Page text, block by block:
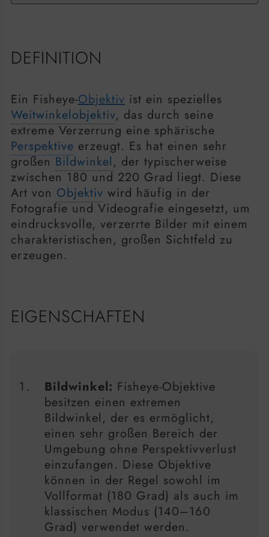
DEFINITION
Ein Fisheye-Objektiv ist ein spezielles
Weitwinkelobjektiv, das durch seine
extreme Verzerrung eine sphärische
Perspektive erzeugt. Es hat einen sehr
großenBildwinkel, der typischerweise
zwischen 180 und 220 Grad liegt. Diese
Art von Objektiv wird häufig in der
Fotografie und Videografie eingesetzt, um
eindrucksvolle, verzerrte Bilder mit einem
charakteristischen, großen Sichtfeld zu
erzeugen.
EIGENSCHAFTEN
Bildwinkel: Fisheye-Objektive
besitzen einen extremen
Bildwinkel, der es ermöglicht,
einen sehr großen Bereich der
Umgebung ohne Perspektivverlust
einzufangen. Diese Objektive
können in der Regel sowohl im
Vollformat (180 Grad) als auch im
klassischen Modus (140–160
Grad) verwendet werden.